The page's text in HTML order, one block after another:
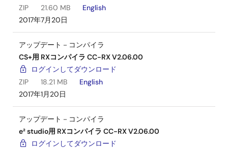
ZIP
21.60 MB
English
2017年7月20日
アップデート－コンパイラ
CS+用 RXコンパイラ CC-RX V2.06.00
ログインしてダウンロード
ZIP
18.21 MB
English
2017年1月20日
アップデート－コンパイラ
e² studio用 RXコンパイラ CC-RX V2.06.00
ログインしてダウンロード